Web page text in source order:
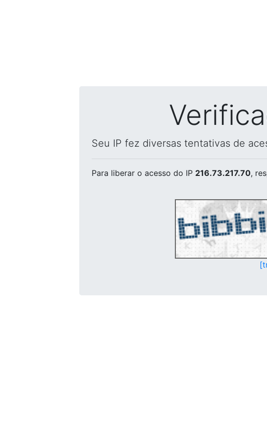
Seu IP fez diversas tentativas de
Para liberar o acesso do IP 216.73.217.70,